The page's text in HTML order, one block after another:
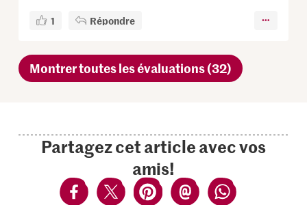
1 Répondre
Montrer toutes les évaluations (32)
Partagez cet article avec vos
amis!